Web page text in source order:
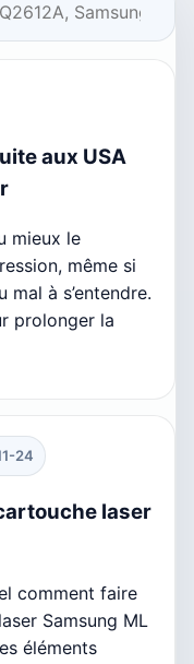
aux USA
mieux le
même si
à s’entendre.
prolonger la
24
laser
comment faire
Samsung ML
éléments